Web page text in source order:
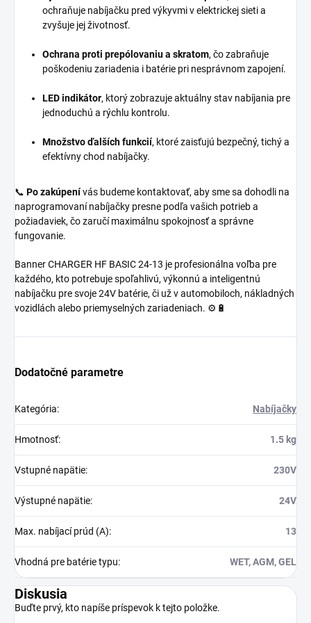
ochraňuje nabíjačku pred výkyvmi v elektrickej sieti a
zvyšuje jej životnosť.
Ochrana proti prepólovaniu a skratom, čo zabraňuje
poškodeniu zariadenia i batérie pri nesprávnom zapojení.
LED indikátor, ktorý zobrazuje aktuálny stav nabíjania pre
jednoduchú a rýchlu kontrolu.
Množstvo ďalších funkcií, ktoré zaisťujú bezpečný, tichý a
efektívny chod nabíjačky.
📞 Po zakúpenívás budeme kontaktovať, aby sme sa dohodli na
naprogramovaní nabíjačky presne podľa vašich potrieb a
požiadaviek, čo zaručí maximálnu spokojnosť a správne
fungovanie.
Banner CHARGER HF BASIC 24-13 je profesionálna voľba pre
každého, kto potrebuje spoľahlivú, výkonnú a inteligentnú
nabíjačku pre svoje 24V batérie, či už v automobiloch, nákladných
vozidlách alebo priemyselných zariadeniach. ⚙️🔋
Dodatočné parametre
Kategória: Nabíjačky
Hmotnosť: 1.5 kg
Vstupné napätie: 230V
Výstupné napätie: 24V
Max. nabíjací prúd (A): 13
Vhodná pre batérie typu: WET, AGM, GEL
Diskusia
Buďte prvý, kto napíše príspevok k tejto položke.